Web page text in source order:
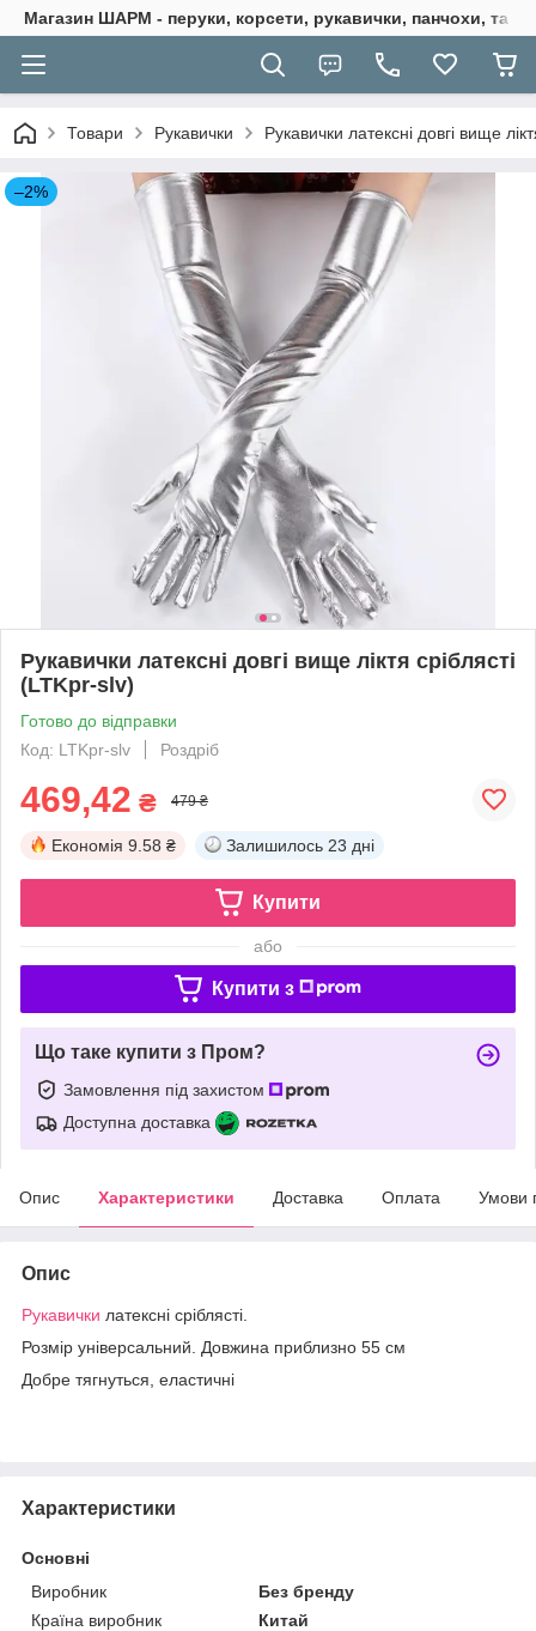
Магазин ШАРМ - перуки, корсети, рукавички, панчохи, та
Товари Рукавички Рукавички латексні довгі вище
–2%
Рукавички латексні довгі вище ліктя сріблясті
(LTKpr-slv)
Готово до відправки
Код: LTKpr-slv
Роздріб
469,42 ₴ 479 ₴
Економія 9.58 ₴ Залишилось 23 дні
Купити
або
Купити з
Що таке купити з Пром?
Замовлення під захистом
Доступна доставка
Опис Характеристики Доставка Оплата Умови
Опис
Рукавички латексні сріблясті.
Розмір універсальний. Довжина приблизно 55 см
Добре тягнуться, еластичні
Характеристики
Основні
Виробник
Без бренду
Країна виробник
Китай